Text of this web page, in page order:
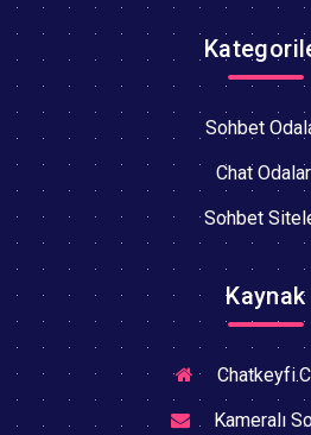
Sohbet
Chat
Sohbet
Kaynak
Kameralı